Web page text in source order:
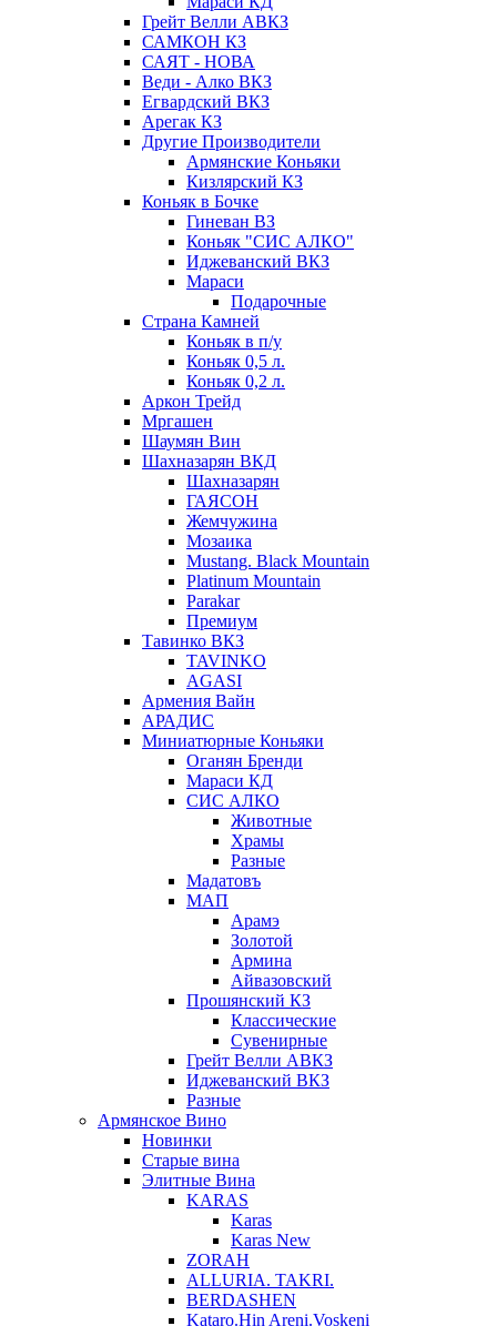
Грейт Велли АВКЗ
САМКОН КЗ
САЯТ - НОВА
Веди - Алко ВКЗ
Егвардский ВКЗ
Арегак КЗ
Другие Производители
Армянские Коньяки
Кизлярский КЗ
Коньяк в Бочке
Гиневан ВЗ
Коньяк "СИС АЛКО"
Иджеванский ВКЗ
Мараси
Подарочные
Страна Камней
Коньяк в п/у
Коньяк 0,5 л.
Коньяк 0,2 л.
Аркон Трейд
Мргашен
Шаумян Вин
Шахназарян ВКД
Шахназарян
ГАЯСОН
Жемчужина
Мозаика
Mustang. Black Mountain
Platinum Mountain
Parakar
Премиум
Тавинко ВКЗ
TAVINKO
AGASI
Армения Вайн
АРАДИС
Миниатюрные Коньяки
Оганян Бренди
Мараси КД
СИС АЛКО
Животные
Храмы
Разные
Мадатовъ
МАП
Арамэ
Золотой
Армина
Айвазовский
Прошянский КЗ
Классические
Сувенирные
Грейт Велли АВКЗ
Иджеванский ВКЗ
Разные
Армянское Вино
Новинки
Старые вина
Элитные Вина
KARAS
Karas
Karas New
ZORAH
ALLURIA. TAKRI.
BERDASHEN
Kataro.Hin Areni.Voskeni